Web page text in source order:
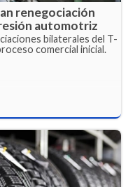
renegociación
automotriz
bilaterales del T-
comercial inicial.